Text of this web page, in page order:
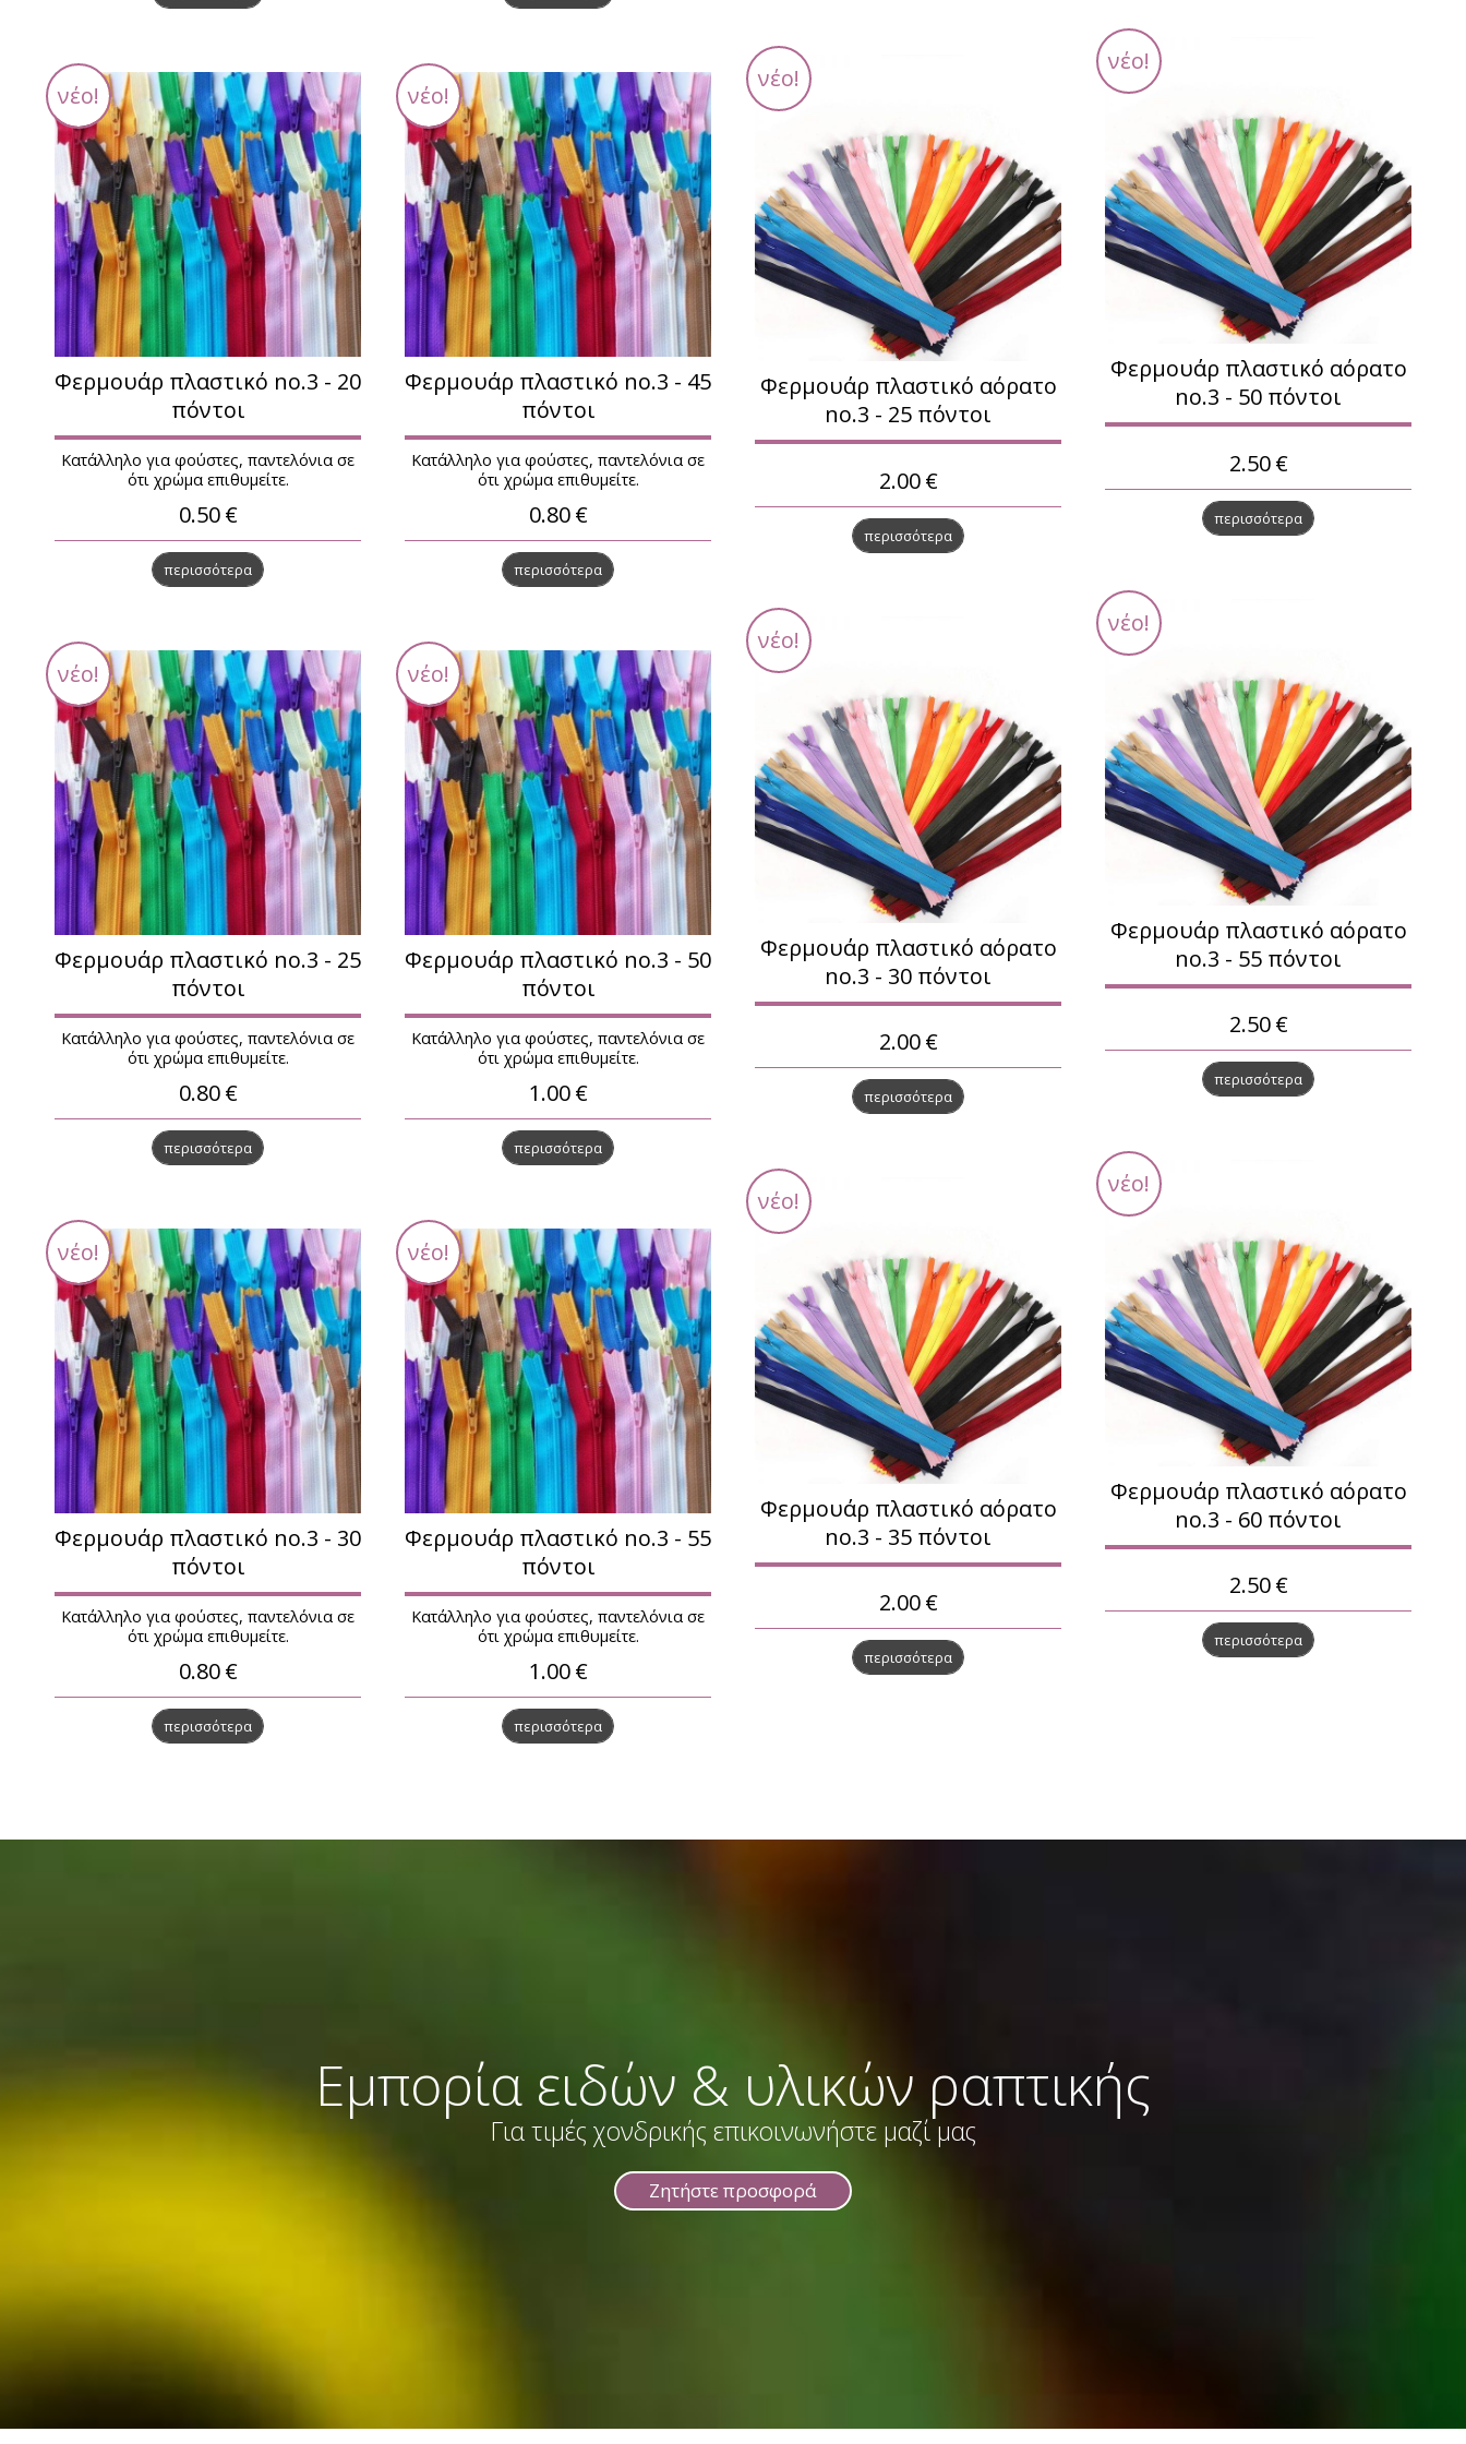
Φερμουάρ πλαστικό no.3 - 20
πόντοι
Κατάλληλο για φούστες, παντελόνια σε
ότι χρώμα επιθυμείτε.
0.50 €
περισσότερα
νέο!
Φερμουάρ πλαστικό no.3 - 25
πόντοι
Κατάλληλο για φούστες, παντελόνια σε
ότι χρώμα επιθυμείτε.
0.80 €
περισσότερα
νέο!
Φερμουάρ πλαστικό no.3 - 30
πόντοι
Κατάλληλο για φούστες, παντελόνια σε
ότι χρώμα επιθυμείτε.
0.80 €
περισσότερα
νέο!
Φερμουάρ πλαστικό no.3 - 45
πόντοι
Κατάλληλο για φούστες, παντελόνια σε
ότι χρώμα επιθυμείτε.
0.80 €
περισσότερα
νέο!
Φερμουάρ πλαστικό no.3 - 50
πόντοι
Κατάλληλο για φούστες, παντελόνια σε
ότι χρώμα επιθυμείτε.
1.00 €
περισσότερα
νέο!
Φερμουάρ πλαστικό no.3 - 55
πόντοι
Κατάλληλο για φούστες, παντελόνια σε
ότι χρώμα επιθυμείτε.
1.00 €
περισσότερα
νέο!
Φερμουάρ πλαστικό αόρατο
no.3 - 25 πόντοι
2.00 €
περισσότερα
νέο!
Φερμουάρ πλαστικό αόρατο
no.3 - 30 πόντοι
2.00 €
περισσότερα
νέο!
Φερμουάρ πλαστικό αόρατο
no.3 - 35 πόντοι
2.00 €
περισσότερα
νέο!
Φερμουάρ πλαστικό αόρατο
no.3 - 50 πόντοι
2.50 €
περισσότερα
νέο!
Φερμουάρ πλαστικό αόρατο
no.3 - 55 πόντοι
2.50 €
περισσότερα
νέο!
Φερμουάρ πλαστικό αόρατο
no.3 - 60 πόντοι
2.50 €
περισσότερα
νέο!
Εμπορία ειδών & υλικών ραπτικής
Για τιμές χονδρικής επικοινωνήστε μαζί μας
Ζητήστε προσφορά